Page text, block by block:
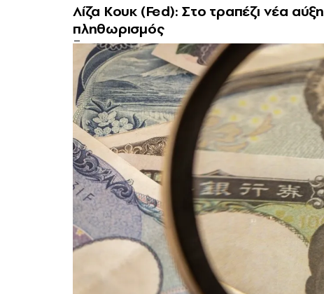
Λίζα Κουκ (Fed): Στο τραπέζι νέα
πληθωρισμός